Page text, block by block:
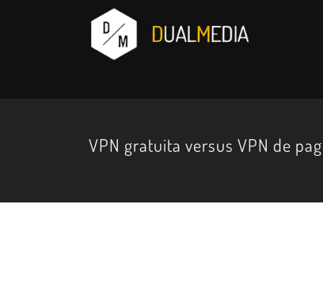
VPN gratuita versus VPN de